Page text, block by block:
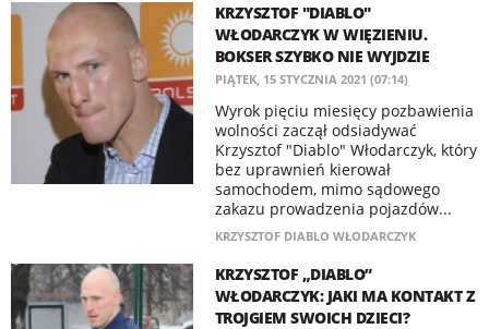
KRZYSZTOF "DIABLO"
WŁODARCZYK W WIĘZIENIU.
BOKSER SZYBKO NIE WYJDZIE
PIĄTEK, 15 STYCZNIA 2021 (07:14)
Wyrok pięciu miesięcy pozbawienia
wolności zaczął odsiadywać
Krzysztof "Diablo" Włodarczyk, który
bez uprawnień kierował
samochodem, mimo sądowego
zakazu prowadzenia pojazdów...
KRZYSZTOF DIABLO WŁODARCZYK
KRZYSZTOF „DIABLO”
WŁODARCZYK: JAKI MA KONTAKT Z
TROJGIEM SWOICH DZIECI?